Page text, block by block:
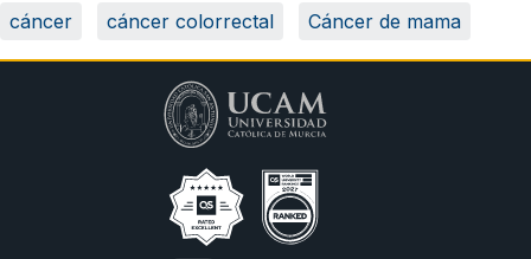
cáncer cáncer colorrectal Cáncer de mama